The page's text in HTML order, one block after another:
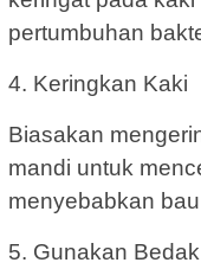
pertumbuhan
4. Keringkan Kaki
Biasakan
mandi untuk
menyebabkan
5. Gunakan Bedak